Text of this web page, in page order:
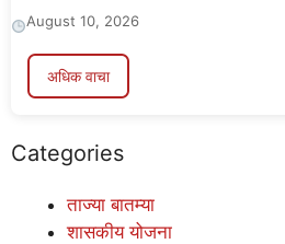
August 10, 2026
अधिक वाचा
Categories
ताज्या बातम्या
शासकीय योजना